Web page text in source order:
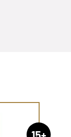
15+